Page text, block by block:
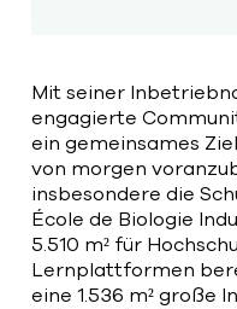
Mit seiner
engagierte
ein gemeinsames
von morgen
insbesondere die
École de Biologie
5.510 m² für
Lernplattformen
eine 1.536 m² große